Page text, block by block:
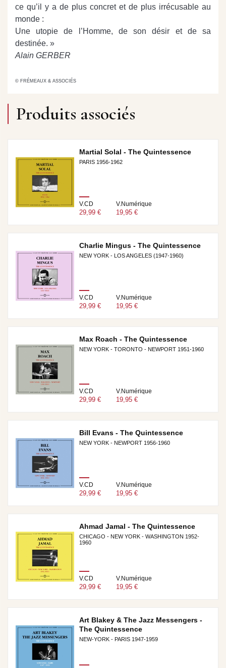
ce qu’il y a de plus concret et de plus irrécusable au
monde :
Une utopie de l’Homme, de son désir et de sa
destinée. »
Alain GERBER
© FRÉMEAUX & ASSOCIÉS
Produits associés
Martial Solal - The Quintessence
PARIS 1956-1962
V.CD
29,99 €
V.Numérique
19,95 €
Charlie Mingus - The Quintessence
NEW YORK - LOS ANGELES (1947-1960)
V.CD
29,99 €
V.Numérique
19,95 €
Max Roach - The Quintessence
NEW YORK - TORONTO - NEWPORT 1951-1960
V.CD
29,99 €
V.Numérique
19,95 €
Bill Evans - The Quintessence
NEW YORK - NEWPORT 1956-1960
V.CD
29,99 €
V.Numérique
19,95 €
Ahmad Jamal - The Quintessence
CHICAGO - NEW YORK - WASHINGTON 1952-
1960
V.CD
29,99 €
V.Numérique
19,95 €
Art Blakey & The Jazz Messengers -
The Quintessence
NEW-YORK - PARIS 1947-1959